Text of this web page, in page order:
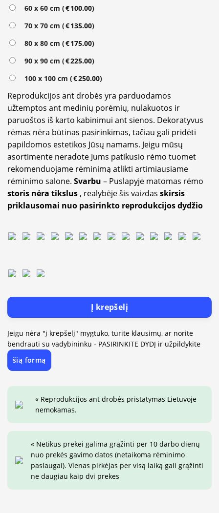
60 x 60 cm (€100.00)
70 x 70 cm (€135.00)
80 x 80 cm (€175.00)
90 x 90 cm (€225.00)
100 x 100 cm (€250.00)
Reprodukcijos ant drobės yra parduodamos
užtemptos ant medinių porėmių, nulakuotos ir
paruoštos iš karto kabinimui ant sienos. Dekoratyvus
rėmas nėra būtinas pasirinkimas, tačiau gali pridėti
papildomos estetikos Jūsų namams. Jeigu mūsų
asortimente neradote Jums patikusio rėmo tuomet
rekomenduojame rėminimą atlikti artimiausiame
rėminimo salone. Svarbu – Puslapyje matomas rėmo
storis nėra tikslus , realybėje šis vaizdas skirsis
priklausomai nuo pasirinkto reprodukcijos dydžio
Į krepšelį
Alternative:
Jeigu nėra "į krepšelį" mygtuko, turite klausimų, ar norite
bendrauti su vadybininku - PASIRINKITE DYDĮ ir užpildykite
šią formą
« Reprodukcijos ant drobės pristatymas Lietuvoje
nemokamas.
« Netikus prekei galima grąžinti per 10 darbo dienų
nuo prekės gavimo datos (netaikoma rėminimo
paslaugai). Vienas pirkėjas per visą laiką gali grąžinti
ne daugiau kaip dvi prekes